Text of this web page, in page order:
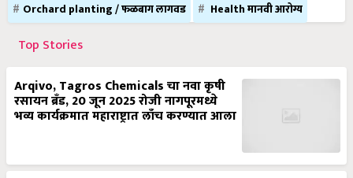
Orchard planting / फळबाग लागवड
Health मानवी आरोग्य
Top Stories
Arqivo, Tagros Chemicals चा नवा कृषी
रसायन ब्रँड, 20 जून 2025 रोजी नागपूरमध्ये
भव्य कार्यक्रमात महाराष्ट्रात लाँच करण्यात आला